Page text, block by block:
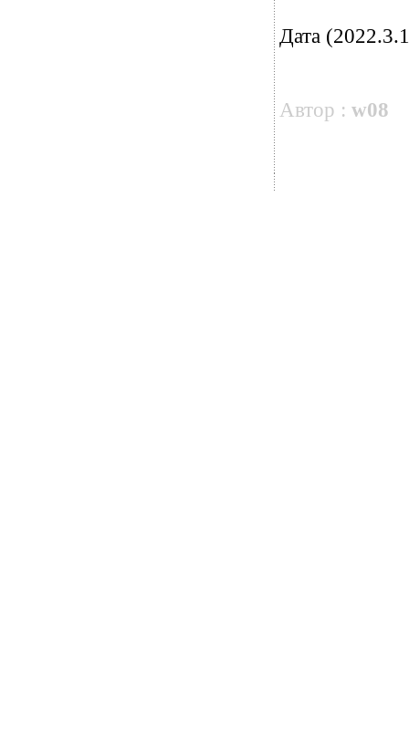
Дата
Автор : w08